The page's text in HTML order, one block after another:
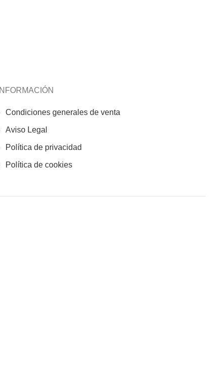
INFORMACIÓN
Condiciones generales de venta
Aviso Legal
Política de privacidad
Política de cookies